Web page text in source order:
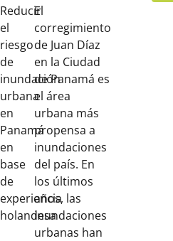
Reducir
el
riesgo
de
inundación
urbana
en
Panamá
en
base
de
experiencia
holandesa
El
corregimiento
de Juan Díaz
en la Ciudad
de Panamá es
el área
urbana más
propensa a
inundaciones
del país. En
los últimos
años, las
inundaciones
urbanas han